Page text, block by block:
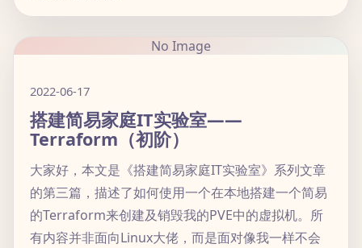
No Image
2022-06-17
搭建简易家庭IT实验室——
Terraform（初阶）
大家好，本文是《搭建简易家庭IT实验室》系列文章
的第三篇，描述了如何使用一个在本地搭建一个简易
的Terraform来创建及销毁我的PVE中的虚拟机。所
有内容并非面向Linux大佬，而是面对像我一样不会